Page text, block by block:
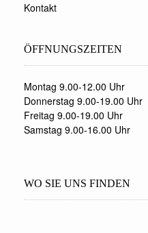
Kontakt
ÖFFNUNGSZEITEN
Montag 9.00-12.00 Uhr
Donnerstag 9.00-19.00 Uhr
Freitag 9.00-19.00 Uhr
Samstag 9.00-16.00 Uhr
WO SIE UNS FINDEN